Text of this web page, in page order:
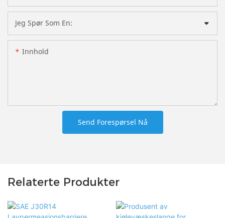
Jeg Spør Som En:
Innhold
Send Forespørsel Nå
Relaterte Produkter